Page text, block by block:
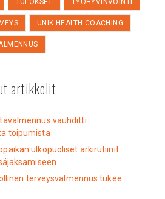
TULOKSET TYÖHYVINVOINTI
UNIK HEALTH COACHING
artikkelit
vauhditti
toipumista
ulkopuoliset arkirutiinit
terveysvalmennus tukee